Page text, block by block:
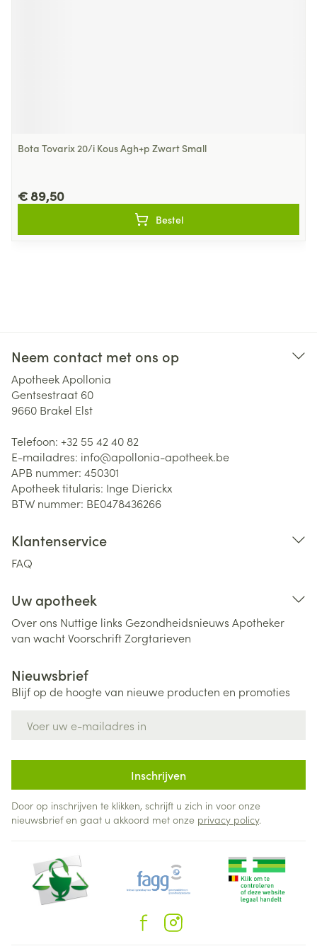
Bota Tovarix 20/i Kous Agh+p Zwart Small
€ 89,50
Bestel
Neem contact met ons op
Apotheek Apollonia
Gentsestraat 60
9660 Brakel Elst
Telefoon: +32 55 42 40 82
E-mailadres: info@apollonia-apotheek.be
APB nummer: 450301
Apotheek titularis: Inge Dierickx
BTW nummer: BE0478436266
Klantenservice
FAQ
Uw apotheek
Over ons Nuttige links Gezondheidsnieuws Apotheker
van wachtVoorschriftZorgtarieven
Nieuwsbrief
Blijf op de hoogte van nieuwe producten en promoties
Inschrijven
Door op inschrijven te klikken, schrijft u zich in voor onze
nieuwsbrief en gaat u akkoord met onze privacy policy.